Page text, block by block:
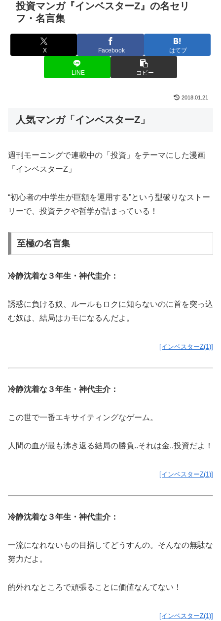
投資マンガ『インベスターZ』の名セリ
フ・名言集
X Facebook はてブ
LINE コピー
2018.01.21
人気マンガ「インベスターZ」
週刊モーニングで連載中の「投資」をテーマにした漫画
「インベスターZ」
“初心者の中学生が巨額を運用する”という型破りなストー
リーで、投資テクや哲学が詰まっている！
至極の名言集
冷静沈着な３年生・神代圭介：
誘惑に負ける奴、ルールもロクに知らないのに首を突っ込
む奴は、結局はカモになるんだよ。
[インベスターZ(1)]
冷静沈着な３年生・神代圭介：
この世で一番エキサイティングなゲーム。
人間の血が最も沸き返る結局の勝負..それは金..投資だよ！
[インベスターZ(1)]
冷静沈着な３年生・神代圭介：
一流になれないもの目指してどうすんの。そんなの無駄な
努力だよ。
的外れなところで頑張ることに価値なんてない！
[インベスターZ(1)]